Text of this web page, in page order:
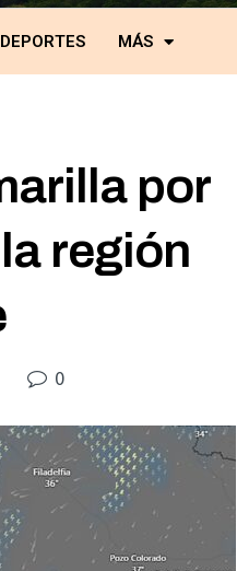
DEPORTES MÁS
por
región
0